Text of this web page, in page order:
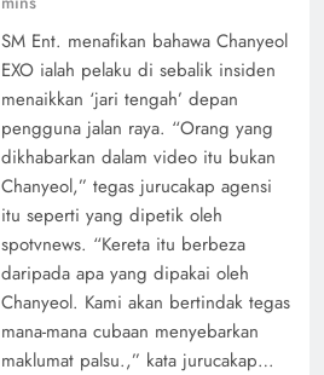
SM Ent. menafikan bahawa Chanyeol
EXO ialah pelaku di sebalik insiden
menaikkan ‘jari tengah’ depan
pengguna jalan raya. “Orang yang
dikhabarkan dalam video itu bukan
Chanyeol,” tegas jurucakap agensi
itu seperti yang dipetik oleh
spotvnews. “Kereta itu berbeza
daripada apa yang dipakai oleh
Chanyeol. Kami akan bertindak tegas
mana-mana cubaan menyebarkan
maklumat palsu.,” kata jurucakap…